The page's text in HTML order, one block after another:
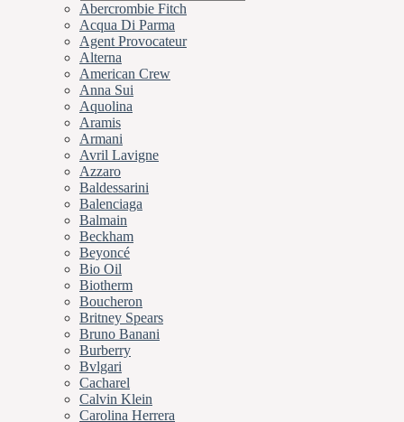
Abercrombie Fitch
Acqua Di Parma
Agent Provocateur
Alterna
American Crew
Anna Sui
Aquolina
Aramis
Armani
Avril Lavigne
Azzaro
Baldessarini
Balenciaga
Balmain
Beckham
Beyoncé
Bio Oil
Biotherm
Boucheron
Britney Spears
Bruno Banani
Burberry
Bvlgari
Cacharel
Calvin Klein
Carolina Herrera